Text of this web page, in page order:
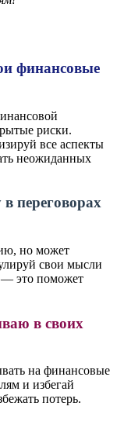
финансовые
риски.
все аспекты
неожиданных
переговорах
но может
свои мысли
— это поможет
в своих
на финансовые
и избегай
потерь.